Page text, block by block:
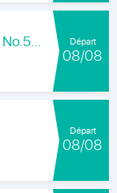
Winning Key Farm Hambletonian Oaks No.56 - Final Départ
08/08
Départ
08/08